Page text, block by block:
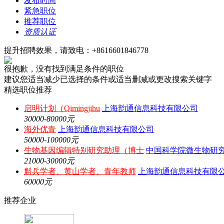
紧急职位
推荐职位
资质认证
提升招聘效果，请致电：+8616601846778
很抱歉，没有找到满足条件的职位
建议您适当减少已选择的条件或适当删减或更改搜索关键字
精选职位推荐
启明计划（Qimingjihu
上海韵通信息科技有限公司
30000-80000元
海外优青
上海韵通信息科技有限公司
50000-100000元
生物基因编辑特别研究助理（博士 中国科学院微生物研
21000-30000元
斛兵学者、黄山学者、青年教师
上海韵通信息科技有限
60000元
推荐企业